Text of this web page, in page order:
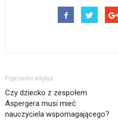
Poprzedni artykuł
Czy dziecko z zespołem
Aspergera musi mieć
nauczyciela wspomagającego?